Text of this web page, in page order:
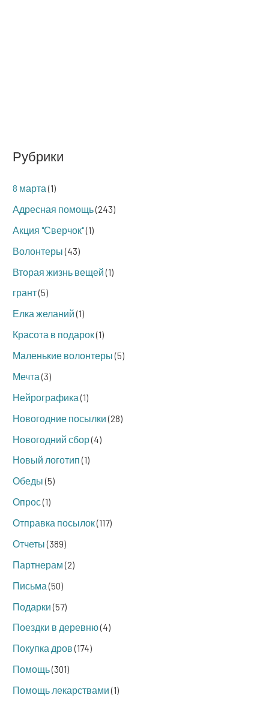
Рубрики
8 марта(1)
Адресная помощь(243)
Акция "Сверчок"(1)
Волонтеры(43)
Вторая жизнь вещей(1)
грант(5)
Елка желаний(1)
Красота в подарок(1)
Маленькие волонтеры(5)
Мечта(3)
Нейрографика(1)
Новогодние посылки(28)
Новогодний сбор(4)
Новый логотип(1)
Обеды(5)
Опрос(1)
Отправка посылок(117)
Отчеты(389)
Партнерам(2)
Письма(50)
Подарки(57)
Поездки в деревню(4)
Покупка дров(174)
Помощь(301)
Помощь лекарствами(1)